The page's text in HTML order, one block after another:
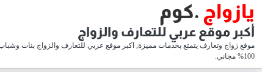
يازواج .كوم
أكبر موقع عربي للتعارف والزواج
موقع زواج وتعارف يتمتع بخدمات مميزة, اكبر موقع عربي للتعارف والزواج بنات
100% مجاني.